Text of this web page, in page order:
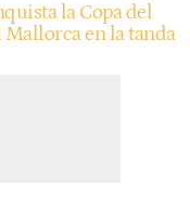
la Copa del
Mallorca en la tanda